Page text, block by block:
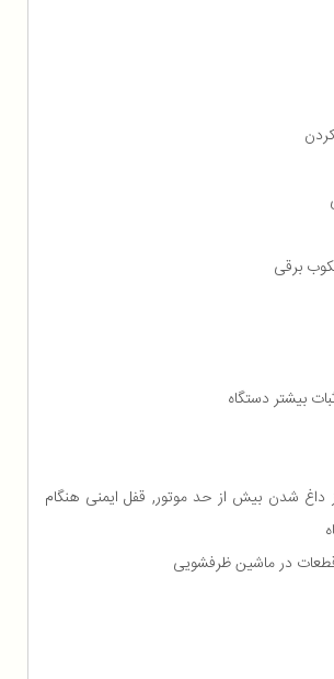
برقی
بیشتر دستگاه
داغ شدن بیش از حد موتور, قفل ایمنی هنگام
در ماشین ظرفشویی